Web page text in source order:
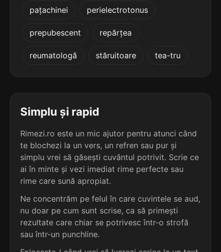
terminație: ulie
gâzulie
3 sil.
năsulie
4
terminație: ulie
7 lit.
terminație: ulie
6 lit.
pațachinei perielectrotonus
prepubescent repărțea
reumatologă stăruitoare tea-tru
Simplu și rapid
Rimezi.ro este un mic ajutor pentru atunci când
te blochezi la un vers, un refren sau pur și
simplu vrei să găsești cuvântul potrivit. Scrie ce
ai în minte și vezi imediat rime perfecte sau
rime care sună apropiat.
Ne concentrăm pe felul în care cuvintele se aud,
nu doar pe cum sunt scrise, ca să primești
rezultate care chiar se potrivesc într-o strofă
sau într-un punchline.